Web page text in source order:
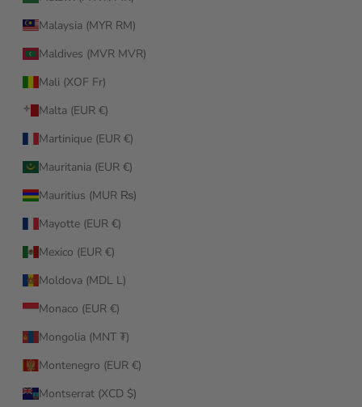
Malaysia (MYR RM)
Maldives (MVR MVR)
Mali (XOF Fr)
Malta (EUR €)
Martinique (EUR €)
Mauritania (EUR €)
Mauritius (MUR ₨)
Mayotte (EUR €)
Mexico (EUR €)
Moldova (MDL L)
Monaco (EUR €)
Mongolia (MNT ₮)
Montenegro (EUR €)
Montserrat (XCD $)